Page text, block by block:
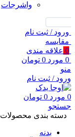
واشرجات
ورود / ثبت نام
مقايسه
0 علاقه مندی
0 مورد 0 تومان
منو
ورود / ثبت نام
0 مورد 0 تومان
جستجو
دسته بندی محصولات
بدنه